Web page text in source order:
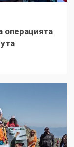
операцията